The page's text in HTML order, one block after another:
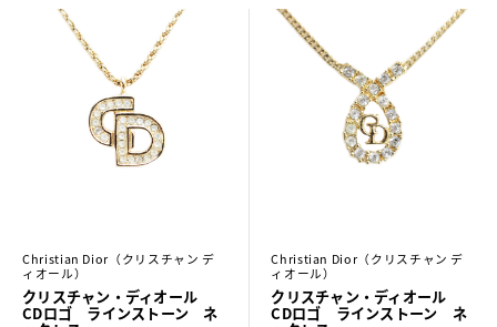
Christian Dior（クリスチャン デ
ィオール）
クリスチャン・ディオール
CDロゴ ラインストーン ネ
Christian Dior（クリスチャン デ
ィオール）
クリスチャン・ディオール
CDロゴ ラインストーン ネ